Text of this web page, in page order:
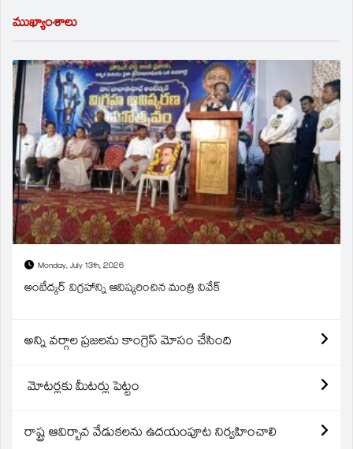
ముఖ్యాంశాలు
Monday, July 13th, 2026
అంబేద్కర్ విగ్రహాన్ని ఆవిష్కరించిన మంత్రి వివేక్
అన్ని వర్గాల ప్రజలను కాంగ్రెస్ మోసం చేసింది
మోటర్లకు మీటర్లు పెట్టం
రాష్ట్ర ఆవిర్బావ వేడుకలను ఉదయంపూట నిర్వహించాలి